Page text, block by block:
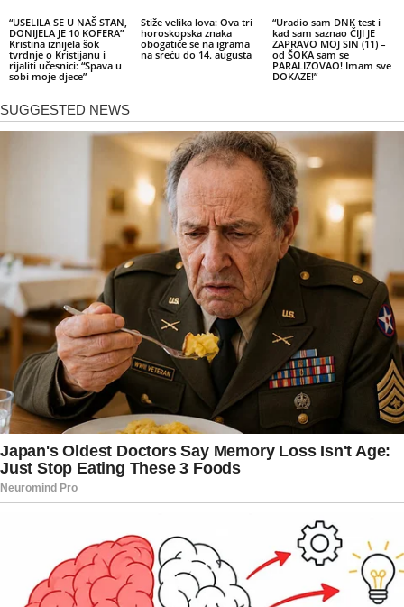
“USELILA SE U NAŠ STAN,
DONIJELA JE 10 KOFERA”
Kristina iznijela šok
tvrdnje o Kristijanu i
rijaliti učesnici: “Spava u
sobi moje djece”
Stiže velika lova: Ova tri
horoskopska znaka
obogatiće se na igrama
na sreću do 14. augusta
“Uradio sam DNK test i
kad sam saznao ČIJI JE
ZAPRAVO MOJ SIN (11) –
od ŠOKA sam se
PARALIZOVAO! Imam sve
DOKAZE!”